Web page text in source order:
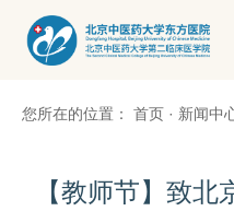
您所在的位置： 首页 · 新闻中
【教师节】致